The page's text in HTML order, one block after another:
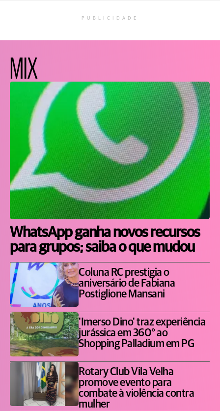
PUBLICIDADE
MIX
WhatsApp ganha novos recursos
para grupos; saiba o que mudou
Coluna RC prestigia o
aniversário de Fabiana
Postiglione Mansani
'Imerso Dino' traz experiência
jurássica em 360° ao
Shopping Palladium em PG
Rotary Club Vila Velha
promove evento para
combate à violência contra
mulher